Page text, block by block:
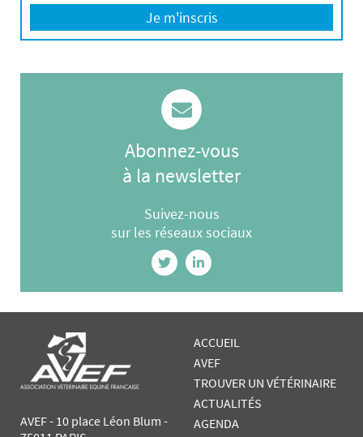
Je m'inscris
Abonnez-vous
à la newsletter
Suivez-nous
sur les réseaux sociaux
AVEF - 10 place Léon Blum -
ACCUEIL
AVEF
TROUVER UN VÉTÉRINAIRE
ACTUALITÉS
AGENDA